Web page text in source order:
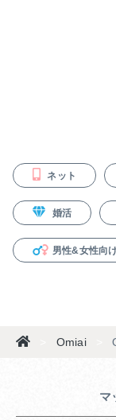
ネット
婚活
男性&女性向
Omiai
マ